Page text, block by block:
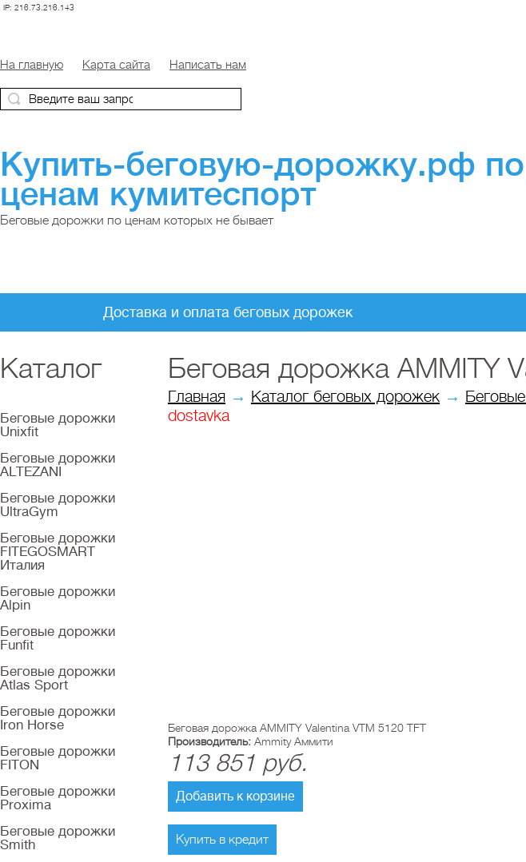
На главную Карта сайта Написать нам
Купить-беговую-дорожку.рф
ценам кумитеспорт
Беговые дорожки по ценам которых не бывает
Доставка и оплата беговых дорожек
Каталог
Беговые дорожки
Unixfit
Беговые дорожки
ALTEZANI
Беговые дорожки
UltraGym
Беговые дорожки
FITEGOSMART
Италия
Беговые дорожки
Alpin
Беговые дорожки
Funfit
Беговые дорожки
Atlas Sport
Беговые дорожки
Iron Horse
Беговые дорожки
FITON
Беговые дорожки
Proxima
Беговые дорожки
Smith
Беговая дорожка AMMITY
Главная → Каталог беговых дорожек →
dostavka
Беговая дорожка AMMITY Valentina VTM 5120 TFT
Производитель: Ammity Аммити
113 851 руб.
Добавить к корзине
Купить в кредит
IP: 216.73.216.143